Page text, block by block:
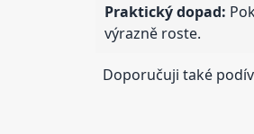
Praktický dopad:
výrazně roste.
Doporučuji také